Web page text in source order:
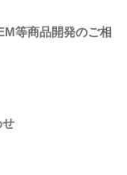
等商品開発のご相
せ